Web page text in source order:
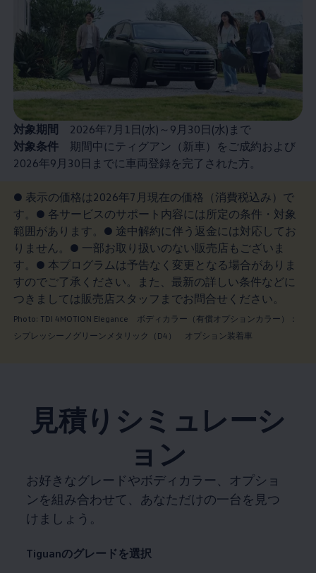
対象期間 2026年7月1日(水)～9月30日(水)まで
対象条件期間中にティグアン（新車）をご成約および
2026年9月30日までに車両登録を完了された方。
● 表示の価格は2026年7月現在の価格（消費税込み）で
す。● 各サービスのサポート内容には所定の条件・対象
範囲があります。● 途中解約に伴う返金には対応してお
りません。● 一部お取り扱いのない販売店もございま
す。● 本プログラムは予告なく変更となる場合がありま
すのでご了承ください。また、最新の詳しい条件などに
つきましては販売店スタッフまでお問合せください。
Photo: TDI 4MOTION Elegance ボディカラー（有償オプションカラー）：
シプレッシーノグリーンメタリック（D4） オプション装着車
見積りシミュレーシ
ョン
お好きなグレードやボディカラー、オプショ
ンを組み合わせて、あなただけの一台を見つ
けましょう。
Tiguanのグレードを選択